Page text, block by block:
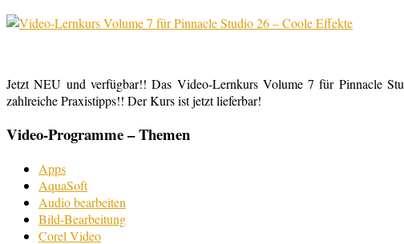
Jetzt NEU und verfügbar!! Das Video-Lernkurs Volume 7 für Pinnacle
zahlreiche Praxistipps!! Der Kurs ist jetzt lieferbar!
Video-Programme – Themen
Apps
AquaSoft
Audio bearbeiten
Bild-Bearbeitung
Corel Video